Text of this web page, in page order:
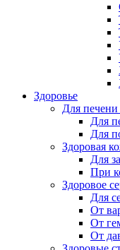
Здоровье
Для
Для
Для
Здоровая
Для
При
Здоровое
Для
От
От
От